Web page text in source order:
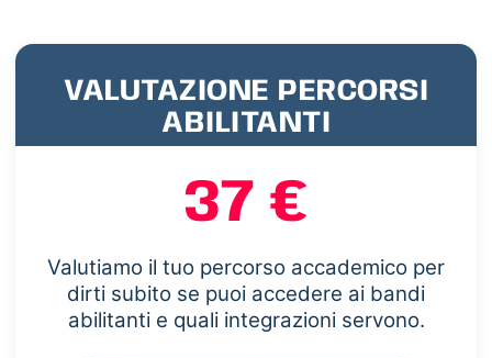
VALUTAZIONE PERCORSI
ABILITANTI
37 €
Valutiamo il tuo percorso accademico per
dirti subito se puoi accedere ai bandi
abilitanti e quali integrazioni servono.